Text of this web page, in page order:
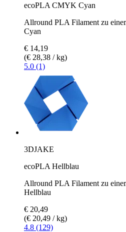
ecoPLA CMYK Cyan
Allround PLA Filament zu
Cyan
€ 14,19
(€ 28,38 / kg)
5.0 (1)
3DJAKE
ecoPLA Hellblau
Allround PLA Filament zu
Hellblau
€ 20,49
(€ 20,49 / kg)
4.8 (129)